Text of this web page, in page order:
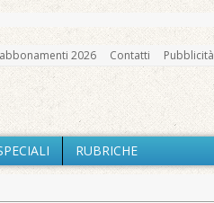
2026 Contatti Pubblicità
RUBRICHE